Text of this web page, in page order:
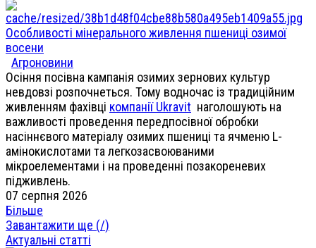
Особливості мінерального живлення пшениці озимої
восени
Агроновини
Осіння посівна кампанія озимих зернових культур
невдовзі розпочнеться. Тому водночас із традиційним
живленням фахівці компанії Ukravit наголошують на
важливості проведення передпосівної обробки
насіннєвого матеріалу озимих пшениці та ячменю L-
амінокислотами та легкозасвоюваними
мікроелементами і на проведенні позакореневих
підживлень.
07 серпня 2026
Більше
Завантажити ще (/)
Актуальні статті